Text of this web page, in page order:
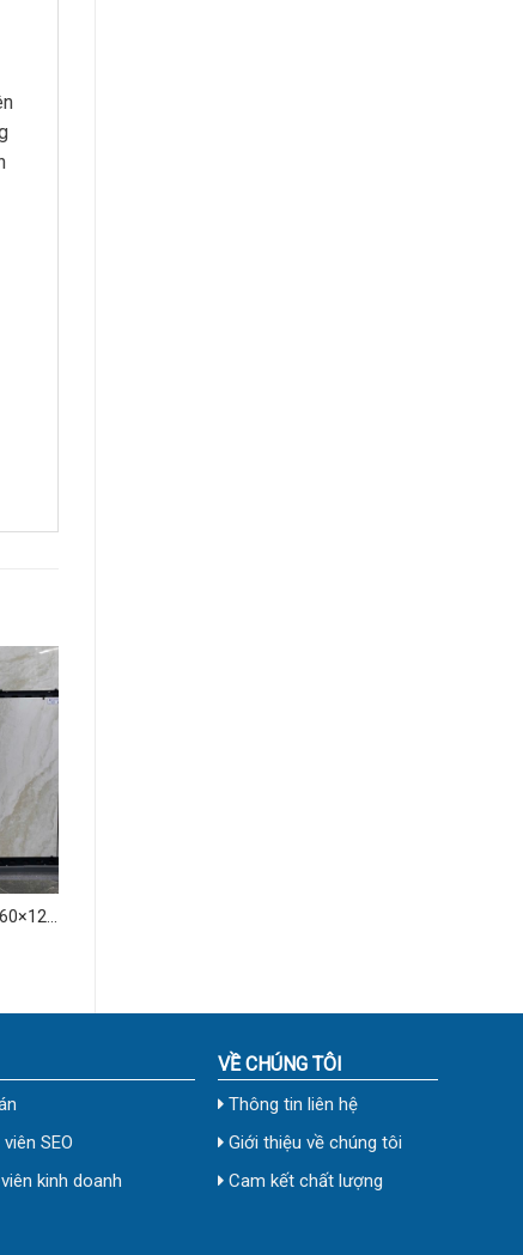
SEO
kinh doanh
VỀ CHÚNG TÔI
Thông tin liên hệ
Giới thiệu về chúng tôi
Cam kết chất lượng